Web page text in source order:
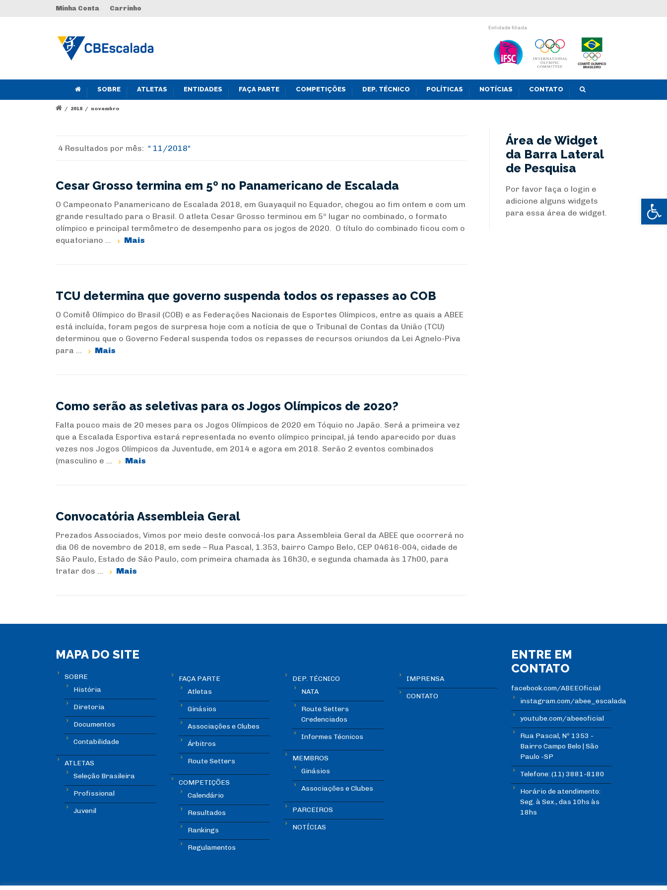
Abrir
Minha Conta Carrinho
Entidade filiada
SOBRE ATLETAS ENTIDADES FAÇA PARTE COMPETIÇÕES DEP. TÉCNICO POLÍTICAS NOTÍCIAS CONTATO
/ 2018 / novembro
4 Resultados por mês: 11/2018
Cesar Grosso termina em 5º no Panamericano de Escalada
O Campeonato Panamericano de Escalada 2018, em Guayaquil no Equador, chegou ao fim ontem e com um
grande resultado para o Brasil. O atleta Cesar Grosso terminou em 5º lugar no combinado, o formato
olímpico e principal termômetro de desempenho para os jogos de 2020. O título do combinado ficou com o
equatoriano ...
Mais
TCU determina que governo suspenda todos os repasses ao COB
O Comitê Olímpico do Brasil (COB) e as Federações Nacionais de Esportes Olímpicos, entre as quais a ABEE
está incluída, foram pegos de surpresa hoje com a notícia de que o Tribunal de Contas da União (TCU)
determinou que o Governo Federal suspenda todos os repasses de recursos oriundos da Lei Agnelo-Piva
para ...
Mais
Como serão as seletivas para os Jogos Olímpicos de 2020?
Falta pouco mais de 20 meses para os Jogos Olímpicos de 2020 em Tóquio no Japão. Será a primeira vez
que a Escalada Esportiva estará representada no evento olímpico principal, já tendo aparecido por duas
vezes nos Jogos Olímpicos da Juventude, em 2014 e agora em 2018. Serão 2 eventos combinados
(masculino e ...
Mais
Convocatória Assembleia Geral
Prezados Associados, Vimos por meio deste convocá-los para Assembleia Geral da ABEE que ocorrerá no
dia 06 de novembro de 2018, em sede – Rua Pascal, 1.353, bairro Campo Belo, CEP 04616-004, cidade de
São Paulo, Estado de São Paulo, com primeira chamada às 16h30, e segunda chamada às 17h00, para
tratar dos ...
Mais
Área de Widget
da Barra Lateral
de Pesquisa
Por favor faça o login e
adicione alguns widgets
para essa área de widget.
MAPA DO SITE
SOBRE
História
Diretoria
Documentos
Contabilidade
ATLETAS
Seleção Brasileira
Profissional
Juvenil
FAÇA PARTE
Atletas
Ginásios
Associações e Clubes
Árbitros
Route Setters
COMPETIÇÕES
Calendário
Resultados
Rankings
Regulamentos
DEP. TÉCNICO
NATA
Route Setters
Credenciados
Informes Técnicos
MEMBROS
Ginásios
Associações e Clubes
PARCEIROS
NOTÍCIAS
IMPRENSA
CONTATO
ENTRE EM
CONTATO
facebook.com/ABEEOficial
instagram.com/abee_escalada
youtube.com/abeeoficial
Rua Pascal, Nº 1353 -
Bairro Campo Belo | São
Paulo -SP
Telefone: (11) 3881-8180
Horário de atendimento:
Seg. à Sex., das 10hs às
18hs